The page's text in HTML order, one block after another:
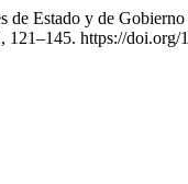
de Estado y de
, 121–145. https://doi.org/